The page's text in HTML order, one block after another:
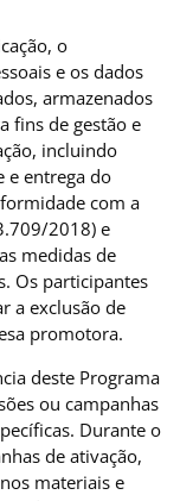
o
e os dados
armazenados
fins de gestão e
incluindo
e entrega do
com a
2018) e
medidas de
Os participantes
a exclusão de
promotora.
deste Programa
ou campanhas
Durante o
de ativação,
materiais e